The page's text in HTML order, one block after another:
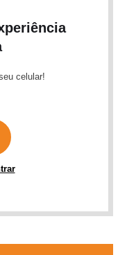
celular!